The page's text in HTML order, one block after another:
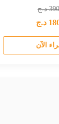
د.ج
د.ج
الآن